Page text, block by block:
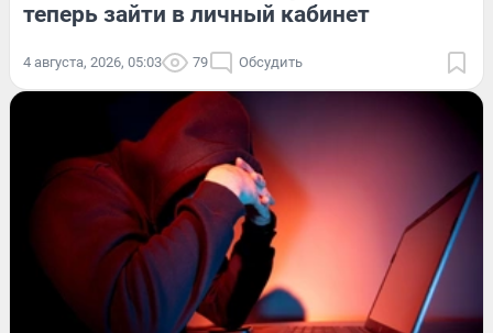
теперь зайти в личный кабинет
4 августа, 2026, 05:03 79 Обсудить